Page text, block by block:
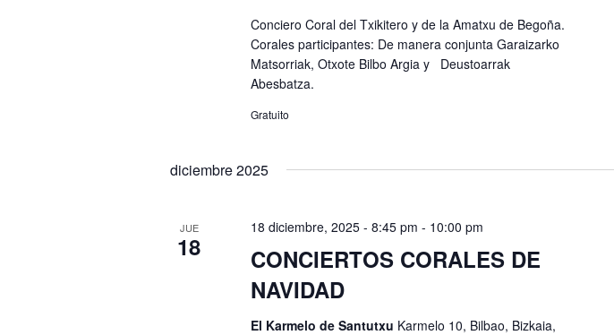
Conciero Coral del Txikitero y de la Amatxu de Begoña.
Corales participantes: De manera conjunta Garaizarko
Matsorriak, Otxote Bilbo Argia y Deustoarrak
Abesbatza.
Gratuito
diciembre 2025
JUE
18
CONCIERTOS CORALES DE
NAVIDAD
18 diciembre, 2025 - 8:45 pm - 10:00 pm
El Karmelo de Santutxu Karmelo 10, Bilbao, Bizkaia,